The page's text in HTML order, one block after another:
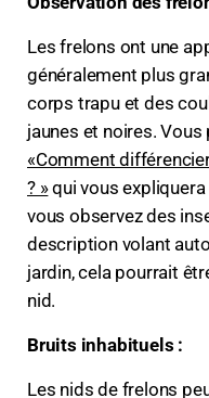
Les frelons ont une
généralement plus
corps trapu et des
jaunes et noires.
«Comment
? »qui vous
vous observez des
description volant
jardin, cela pourrait
nid.
Bruits inhabituels :
Les nids de frelons